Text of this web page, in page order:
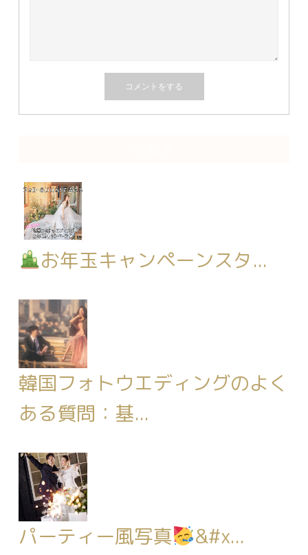
お年玉キャンペーンスタ...
韓国フォトウエディングのよく
ある質問：基...
パーティー風写真 &#x...